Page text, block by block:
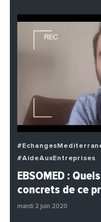
#AideAuxEntreprises
#BuzzNews
#Entreprises
EBSOMED :
concrets de ce
mardi 2 juin 2020